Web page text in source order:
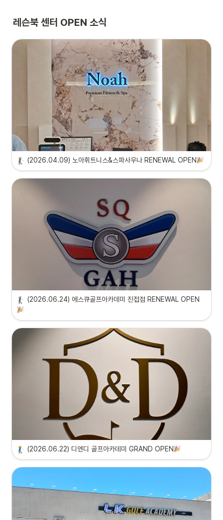
레슨북 센터 OPEN 소식
(2026.04.09) 노아휘트니스&스파사우나 RENEWAL OPEN
(2026.06.24) 에스큐골프아카데미 진접점 RENEWAL OPEN
(2026.06.22) 디엔디 골프아카데미 GRAND OPEN